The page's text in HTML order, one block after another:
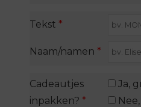
Tekst *
Naam/namen *
Cadeautjes
inpakken? *
Ja,